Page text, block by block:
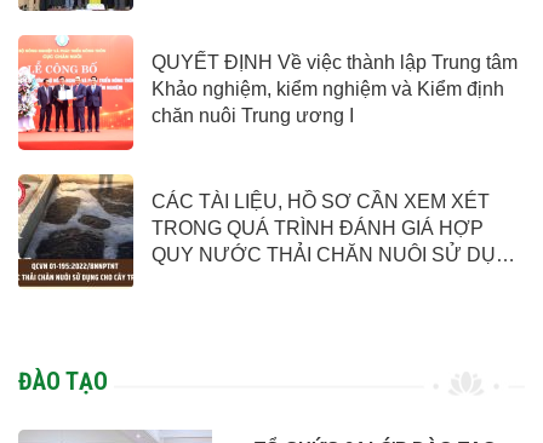
QUYẾT ĐỊNH Về việc thành lập Trung tâm
Khảo nghiệm, kiểm nghiệm và Kiểm định
chăn nuôi Trung ương I
CÁC TÀI LIỆU, HỒ SƠ CẦN XEM XÉT
TRONG QUÁ TRÌNH ĐÁNH GIÁ HỢP
QUY NƯỚC THẢI CHĂN NUÔI SỬ DỤNG
ĐÀO TẠO